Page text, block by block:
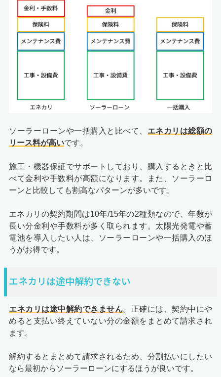
ソーラーローンや一括購入と比べて、 エネカリは総額の
リース料が高いです。
施工・機器保証でサポートしており、購入するときと比
べて金利や手数料が高額になります。また、ソーラーロ
ーンと比較しても割高なパターンが多いです。
エネカリの契約期間は10年/15年の2種類なので、年数が
長い分金利や手数料が多く取られます。太陽光発電や蓄
電池を導入したい人は、ソーラーローンや一括購入のほ
うがお得です。
エネカリは途中解約できない
エネカリは途中解約できません。正確には、契約中にや
めると支払い終えていない分の金額をまとめて請求され
ます。
解約するとまとめて請求されるため、分割払いにしたい
なら最初からソーラーローンにするほうが良いです。